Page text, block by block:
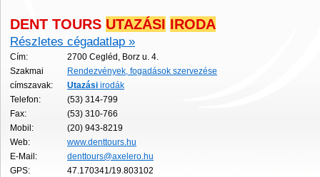
DENT TOURS UTAZÁSI IRODA
Részletes cégadatlap »
Cím:
2700 Cegléd, Borz u. 4.
Szakmai
címszavak:
Rendezvények, fogadások szervezése
Utazási irodák
Telefon:
(53) 314-799
Fax:
(53) 310-766
Mobil:
(20) 943-8219
Web:
www.denttours.hu
E-Mail:
denttours@axelero.hu
GPS:
47.170341/19.803102